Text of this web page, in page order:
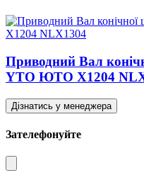
Приводний Вал
YTO ЮТО X1204
Дізнатись у менеджера
Зателефонуйте